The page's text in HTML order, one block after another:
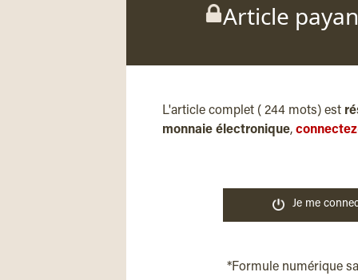
Article
L'article complet ( 244 mots) est
monnaie électronique,
Je me
*Formule numérique